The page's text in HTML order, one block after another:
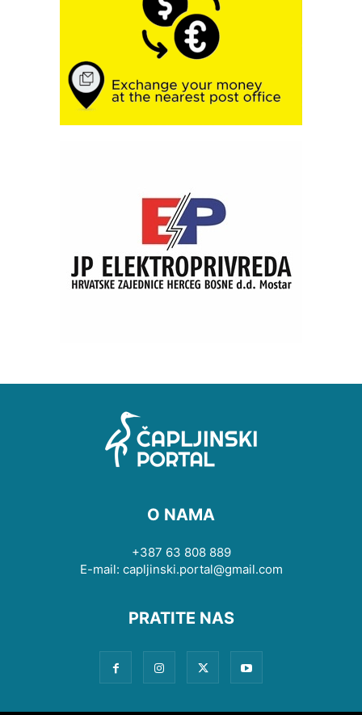
O NAMA
+387 63 808 889
E-mail: capljinski.portal@gmail.com
PRATITE NAS